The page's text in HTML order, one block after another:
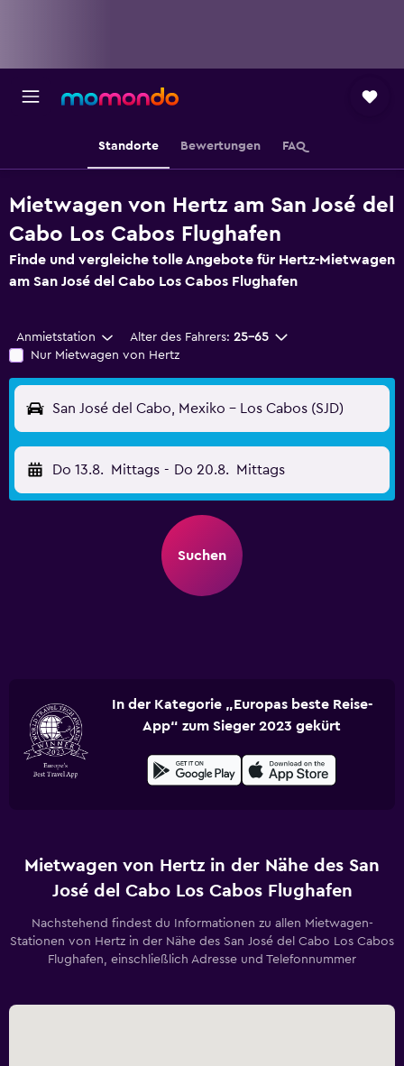
Standorte Bewertungen FAQ
Mietwagen von Hertz am San José del
Cabo Los Cabos Flughafen
Finde und vergleiche tolle Angebote für Hertz-Mietwagen
am San José del Cabo Los Cabos Flughafen
Anmietstation Alter des Fahrers: 25-65
Nur Mietwagen von Hertz
San José del Cabo, Mexiko - Los Cabos (SJD)
Do 13.8. Mittags - Do 20.8. Mittags
Suchen
In der Kategorie „Europas beste Reise-
App“ zum Sieger 2023 gekürt
Mietwagen von Hertz in der Nähe des San
José del Cabo Los Cabos Flughafen
Nachstehend findest du Informationen zu allen Mietwagen-
Stationen von Hertz in der Nähe des San José del Cabo Los Cabos
Flughafen, einschließlich Adresse und Telefonnummer